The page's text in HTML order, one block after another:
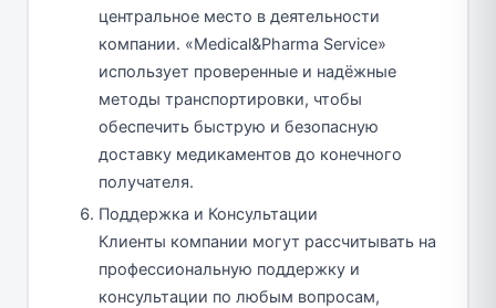
центральное место в деятельности
компании. «Medical&Pharma Service»
использует проверенные и надёжные
методы транспортировки, чтобы
обеспечить быструю и безопасную
доставку медикаментов до конечного
получателя.
Поддержка и Консультации
Клиенты компании могут рассчитывать на
профессиональную поддержку и
консультации по любым вопросам,